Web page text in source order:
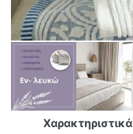
Χαρακτηριστικά